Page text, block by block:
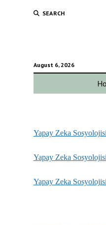
SEARCH
August 6, 2026
Yapay Zeka
Yapay Zeka
Yapay Zeka